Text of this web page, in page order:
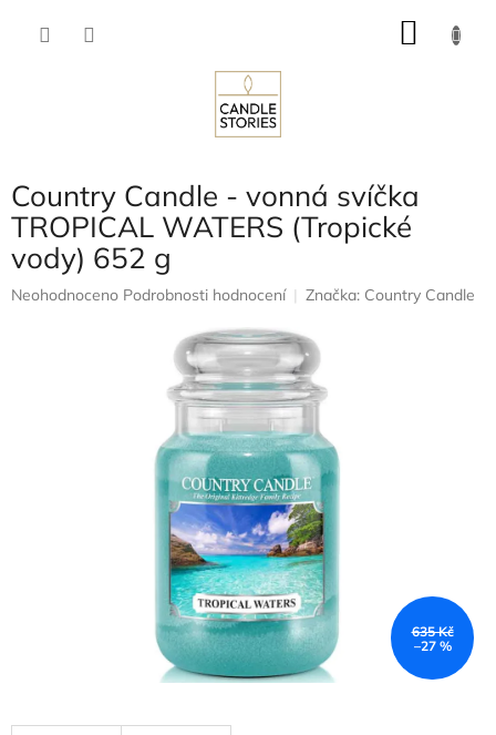
Country Candle - vonná svíčka
TROPICAL WATERS (Tropické
vody) 652 g
Průměrné
Neohodnoceno Podrobnosti hodnocení Značka: Country Candle
635 Kč
–27 %